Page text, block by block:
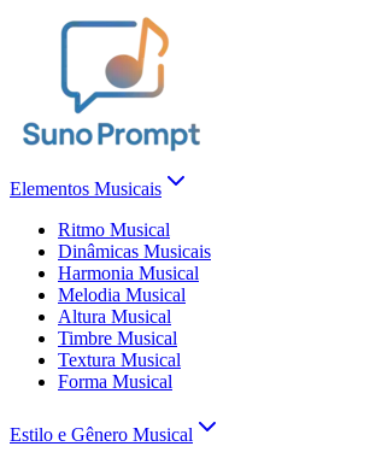
Elementos Musicais
Ritmo Musical
Dinâmicas Musicais
Harmonia Musical
Melodia Musical
Altura Musical
Timbre Musical
Textura Musical
Forma Musical
Estilo e Gênero Musical